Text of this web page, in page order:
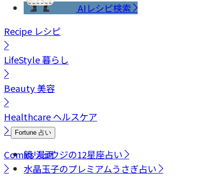
AIレシピ検索
Recipe レシピ
LifeStyle暮らし
Beauty美容
Healthcareヘルスケア
Fortune 占い
鏡リュウジの12星座占い
水晶玉子のプレミアムうさぎ占い
Comics漫画